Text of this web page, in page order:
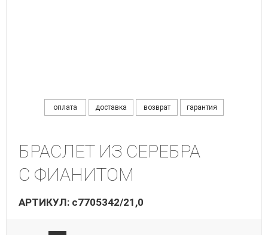
оплата доставка возврат гарантия
БРАСЛЕТ ИЗ СЕРЕБРА
С ФИАНИТОМ
АРТИКУЛ: с7705342/21,0